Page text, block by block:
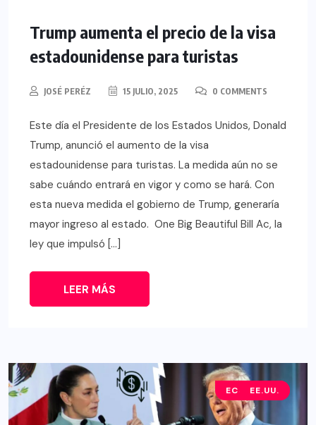
Trump aumenta el precio de la visa
estadounidense para turistas
JOSÉ PERÉZ 15 JULIO, 2025 0 COMMENTS
Este día el Presidente de los Estados Unidos, Donald
Trump, anunció el aumento de la visa
estadounidense para turistas. La medida aún no se
sabe cuándo entrará en vigor y como se hará. Con
esta nueva medida el gobierno de Trump, generaría
mayor ingreso al estado. One Big Beautiful Bill Ac, la
ley que impulsó […]
LEER MÁS
ECONOMÍA
EE.UU.